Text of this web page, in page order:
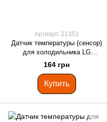
Артикул: 21353
Датчик температуры (сенсор)
для холодильника LG
6615JB2002A
164 грн
Купить